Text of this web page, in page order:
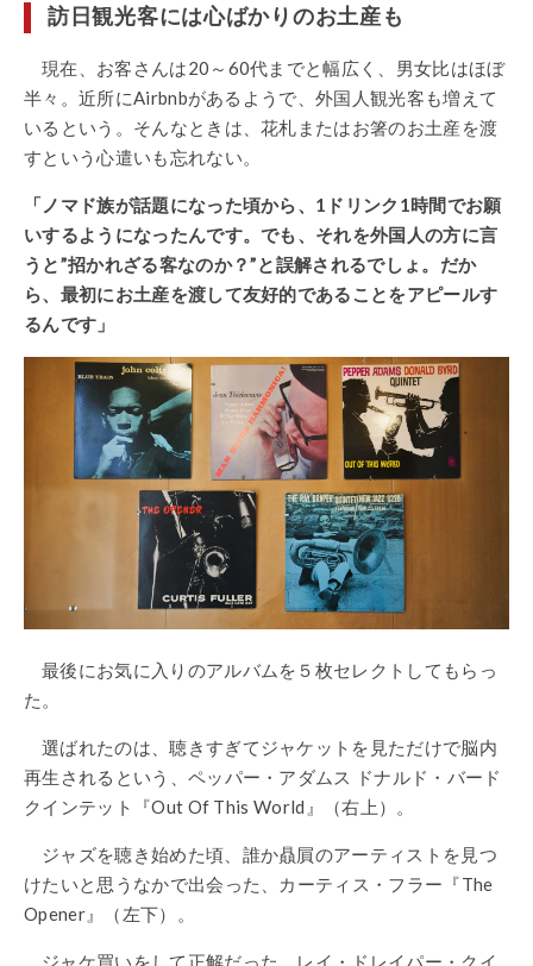
訪日観光客には心ばかりのお土産も
現在、お客さんは20～60代までと幅広く、男女比はほぼ
半々。近所にAirbnb‎があるようで、外国人観光客も増えて
いるという。そんなときは、花札またはお箸のお土産を渡
すという心遣いも忘れない。
「ノマド族が話題になった頃から、1ドリンク1時間でお願
いするようになったんです。でも、それを外国人の方に言
うと”招かれざる客なのか？”と誤解されるでしょ。だか
ら、最初にお土産を渡して友好的であることをアピールす
るんです」
最後にお気に入りのアルバムを５枚セレクトしてもらっ
た。
選ばれたのは、聴きすぎてジャケットを見ただけで脳内
再生されるという、ペッパー・アダムス ドナルド・バード
クインテット『Out Of This World』（右上）。
ジャズを聴き始めた頃、誰か贔屓のアーティストを見つ
けたいと思うなかで出会った、カーティス・フラー『The
Opener』（左下）。